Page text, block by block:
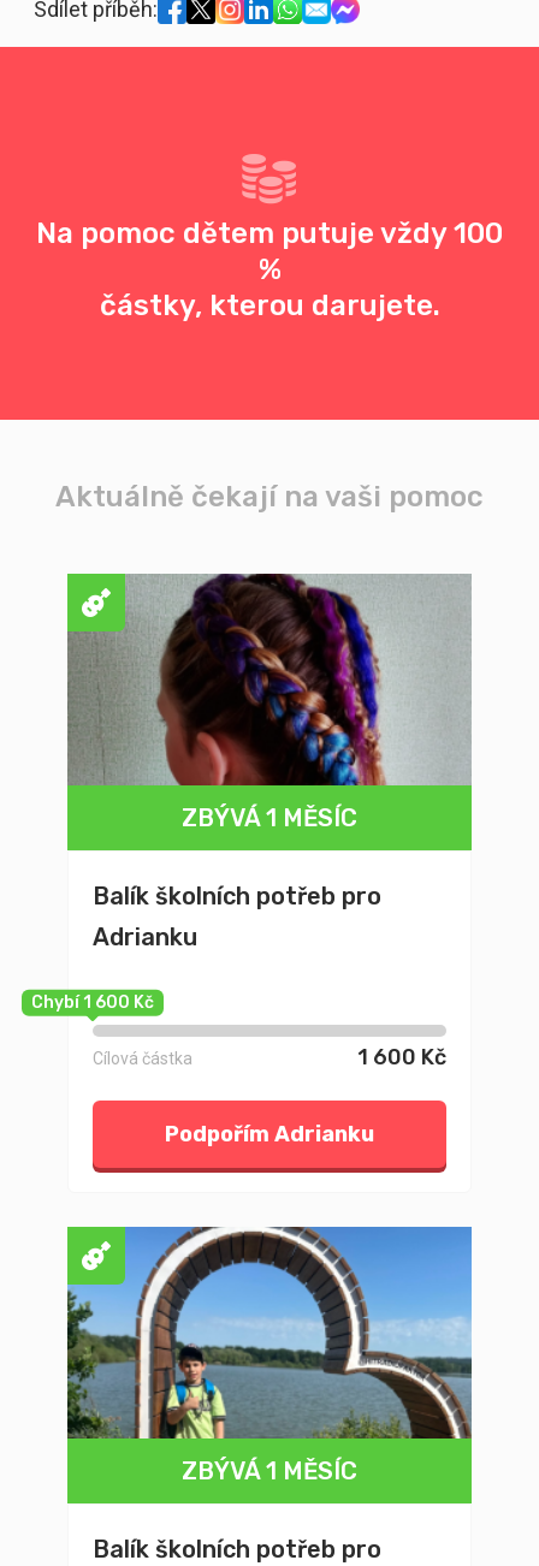
Sdílet příběh:
Na pomoc dětem putuje vždy 100
%
částky, kterou darujete.
Aktuálně čekají na vaši pomoc
ZBÝVÁ 1 MĚSÍC
Balík školních potřeb pro
Adrianku
Chybí 1 600 Kč
Cílová částka 1 600 Kč
Podpořím Adrianku
ZBÝVÁ 1 MĚSÍC
Balík školních potřeb pro